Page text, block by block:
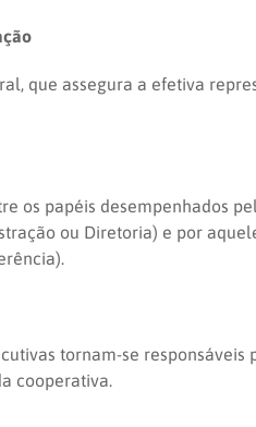
que assegura a efetiva
os papéis desempenhados
ou Diretoria) e por
tornam-se
cooperativa.